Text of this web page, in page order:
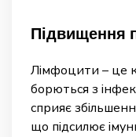
Підвищення
Лімфоцити – це
борються з
сприяє
що підсилює